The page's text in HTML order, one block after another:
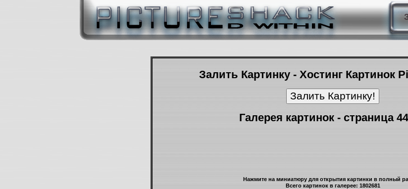
Залить Картинку - Хостинг Картинок
Галерея картинок - страница
Нажмите на миниатюру для открытия картинки в полный
Всего картинок в галерее: 1802681